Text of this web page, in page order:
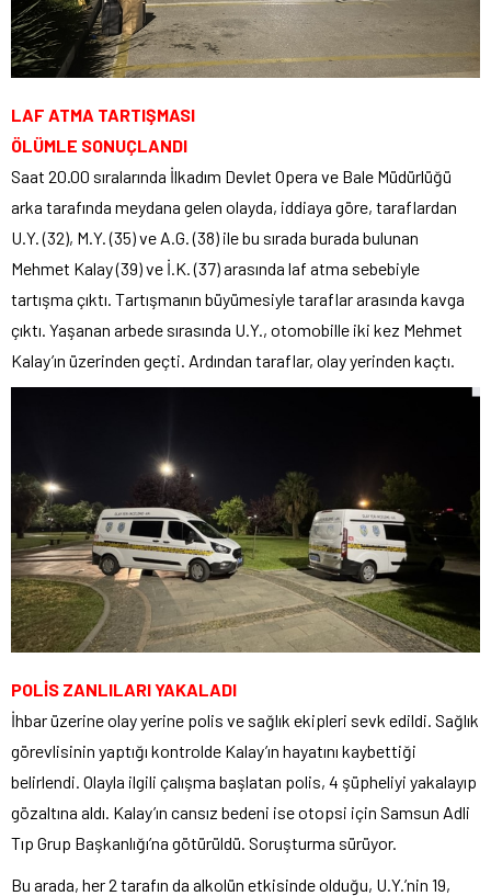
LAF ATMA TARTIŞMASI
ÖLÜMLE SONUÇLANDI
Saat 20.00 sıralarında İlkadım Devlet Opera ve Bale Müdürlüğü
arka tarafında meydana gelen olayda, iddiaya göre, taraflardan
U.Y. (32), M.Y. (35) ve A.G. (38) ile bu sırada burada bulunan
Mehmet Kalay (39) ve İ.K. (37) arasında laf atma sebebiyle
tartışma çıktı. Tartışmanın büyümesiyle taraflar arasında kavga
çıktı. Yaşanan arbede sırasında U.Y., otomobille iki kez Mehmet
Kalay’ın üzerinden geçti. Ardından taraflar, olay yerinden kaçtı.
POLİS ZANLILARI YAKALADI
İhbar üzerine olay yerine polis ve sağlık ekipleri sevk edildi. Sağlık
görevlisinin yaptığı kontrolde Kalay’ın hayatını kaybettiği
belirlendi. Olayla ilgili çalışma başlatan polis, 4 şüpheliyi yakalayıp
gözaltına aldı. Kalay’ın cansız bedeni ise otopsi için Samsun Adli
Tıp Grup Başkanlığı’na götürüldü. Soruşturma sürüyor.
Bu arada, her 2 tarafın da alkolün etkisinde olduğu, U.Y.’nin 19,